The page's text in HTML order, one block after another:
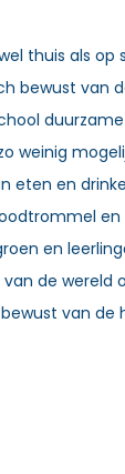
thuis als
bewust van
weinig
eten en
en
en
de wereld
van de